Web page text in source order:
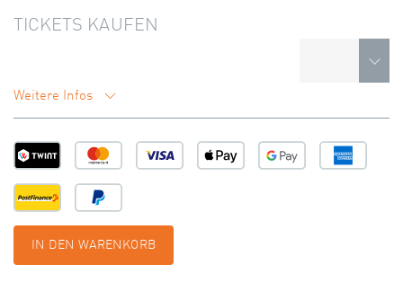
TICKETS KAUFEN
Weitere Infos
IN DEN WARENKORB